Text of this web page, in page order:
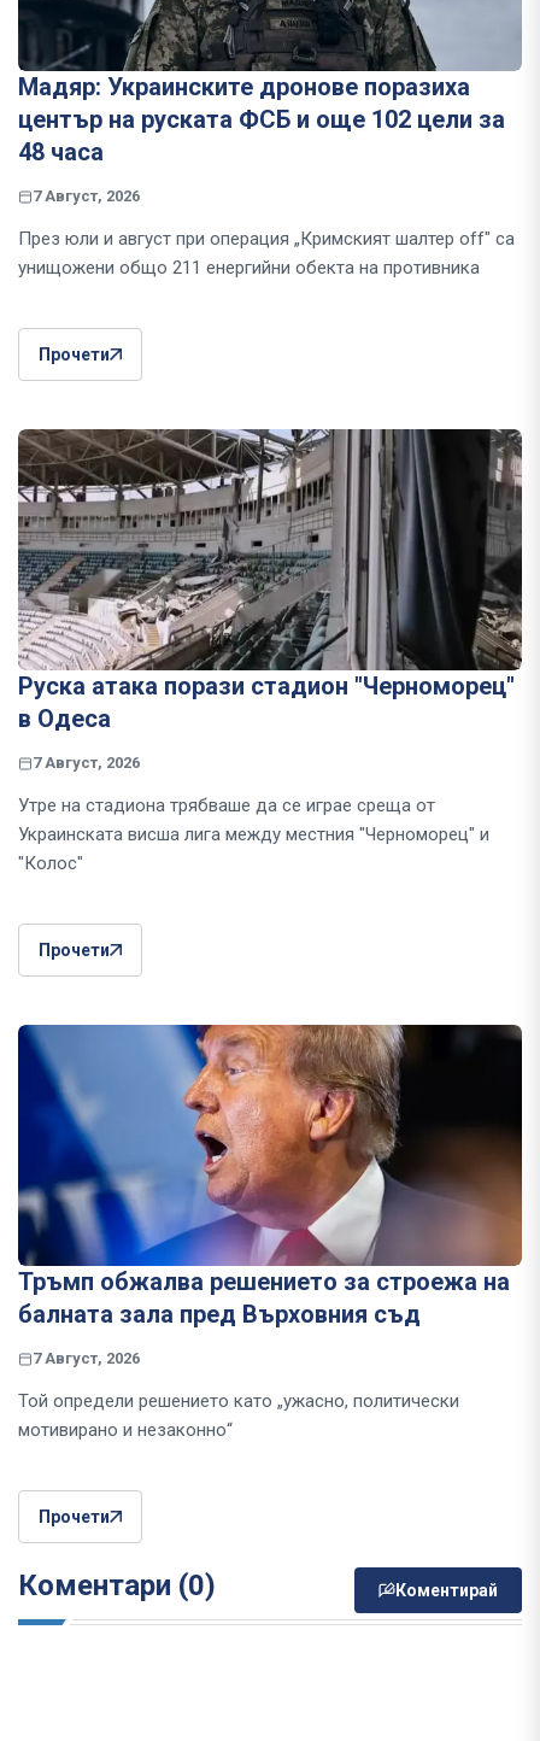
Мадяр: Украинските дронове поразиха
център на руската ФСБ и още 102 цели за
48 часа
7 Август, 2026
През юли и август при операция „Кримският шалтер off" са
унищожени общо 211 енергийни обекта на противника
Прочети
Руска атака порази стадион "Черноморец"
в Одеса
7 Август, 2026
Утре на стадиона трябваше да се играе среща от
Украинската висша лига между местния "Черноморец" и
"Колос"
Прочети
Тръмп обжалва решението за строежа на
балната зала пред Върховния съд
7 Август, 2026
Той определи решението като „ужасно, политически
мотивирано и незаконно“
Прочети
Коментари (0) Коментирай